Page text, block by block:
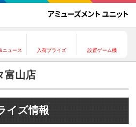
ニュース 入荷プライズ 設置ゲーム機
富山店
イズ情報